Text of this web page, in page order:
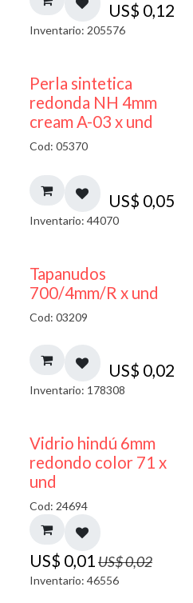
US$ 0,12
Inventario: 205576
Perla sintetica
redonda NH 4mm
cream A-03 x und
Cod: 05370
US$ 0,05
Inventario: 44070
Tapanudos
700/4mm/R x und
Cod: 03209
US$ 0,02
Inventario: 178308
40% DESCUENTO
Vidrio hindú 6mm
redondo color 71 x
und
Cod: 24694
US$ 0,01US$0,02
Inventario: 46556